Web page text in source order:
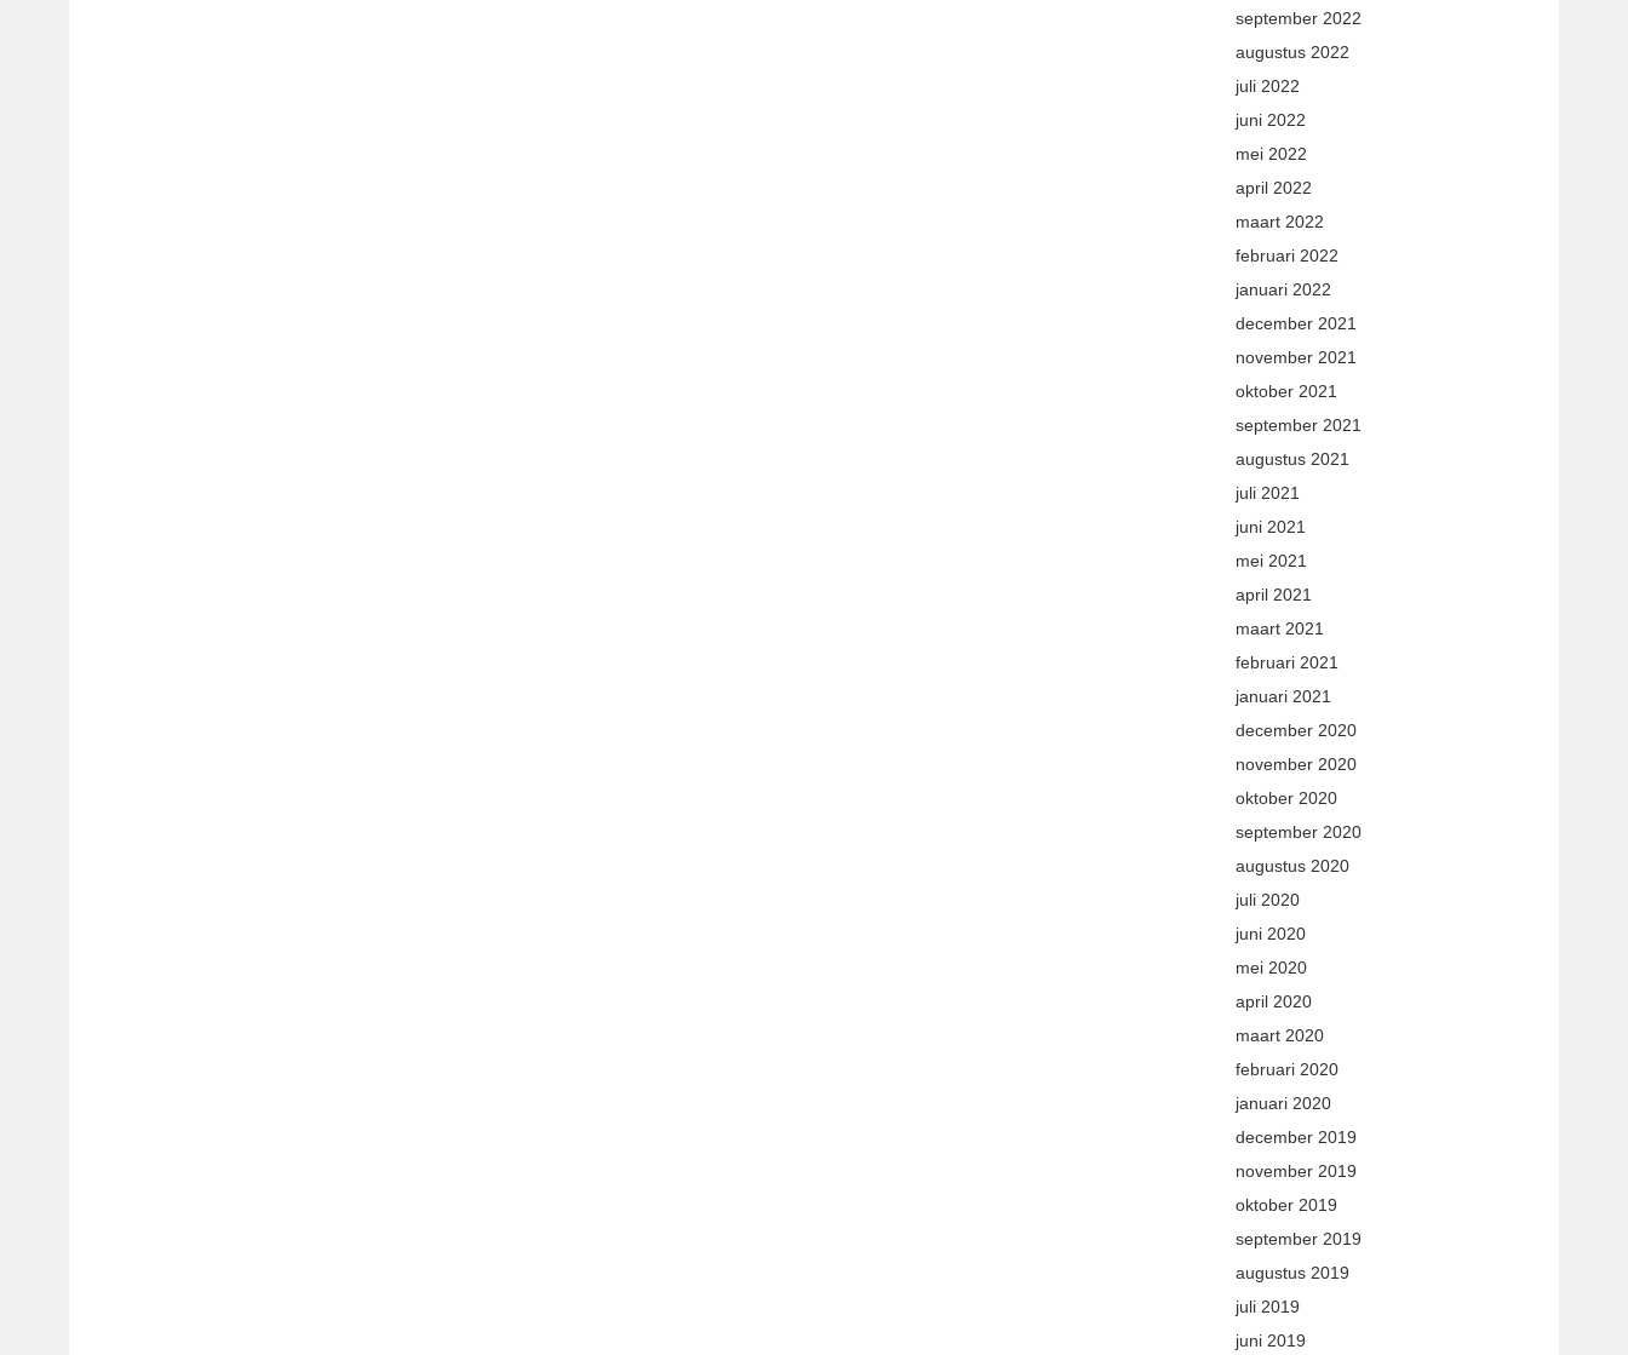
september 2022
augustus 2022
juli 2022
juni 2022
mei 2022
april 2022
maart 2022
februari 2022
januari 2022
december 2021
november 2021
oktober 2021
september 2021
augustus 2021
juli 2021
juni 2021
mei 2021
april 2021
maart 2021
februari 2021
januari 2021
december 2020
november 2020
oktober 2020
september 2020
augustus 2020
juli 2020
juni 2020
mei 2020
april 2020
maart 2020
februari 2020
januari 2020
december 2019
november 2019
oktober 2019
september 2019
augustus 2019
juli 2019
juni 2019